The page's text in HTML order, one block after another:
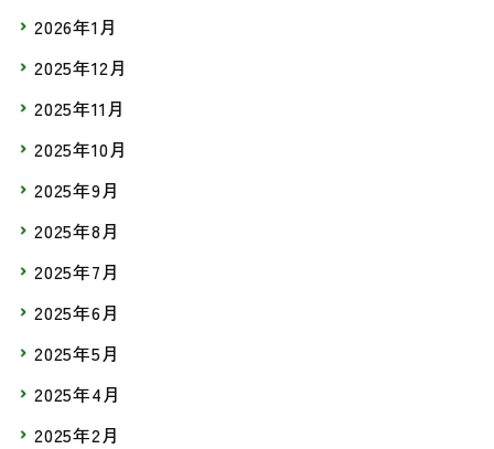
2026年1月
2025年12月
2025年11月
2025年10月
2025年9月
2025年8月
2025年7月
2025年6月
2025年5月
2025年4月
2025年2月